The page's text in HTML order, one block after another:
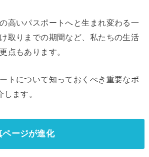
高いパスポートへと生まれ変わる一
取りまでの期間など、私たちの生活
点もあります。
トについて知っておくべき重要なポ
ます。
ージが進化